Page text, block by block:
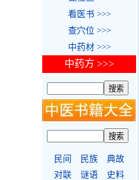
看医书 >>>
查穴位 >>>
中药材 >>>
中药方 >>>
民间 民族
典故
对联
谜语
史料